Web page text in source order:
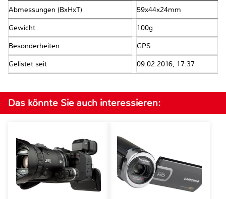
Abmessungen (BxHxT) 59x44x24mm
Gewicht 100g
Besonderheiten GPS
Gelistet seit 09.02.2016, 17:37
Das könnte Sie auch interessieren: